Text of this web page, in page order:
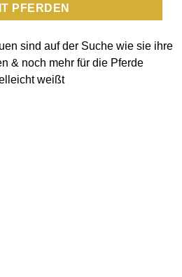
PFERDEN
sind auf der Suche wie sie ihre
& noch mehr für die Pferde
weißt